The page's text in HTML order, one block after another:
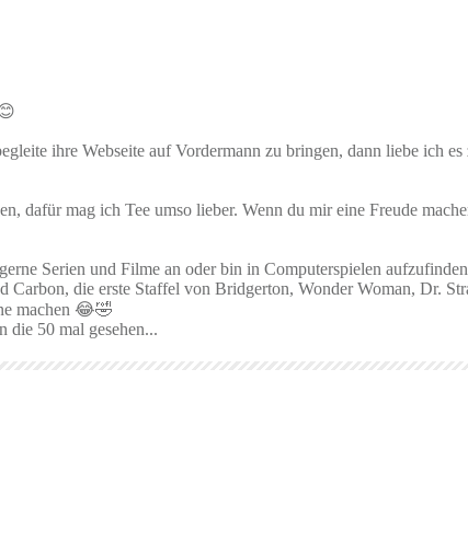
ihre Webseite auf Vordermann zu bringen, dann liebe ich
dafür mag ich Tee umso lieber. Wenn du mir eine Freude
Serien und Filme an oder bin in Computerspielen
Carbon, die erste Staffel von Bridgerton, Wonder Woman, Dr.
machen 😂🤣
die 50 mal gesehen...